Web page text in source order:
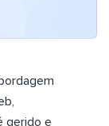
gerido e